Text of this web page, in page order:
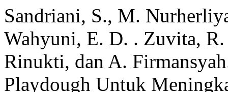
Sandriani, S., M.
Wahyuni, E. D. . Zuvita,
Rinukti, dan A.
Playdough Untuk